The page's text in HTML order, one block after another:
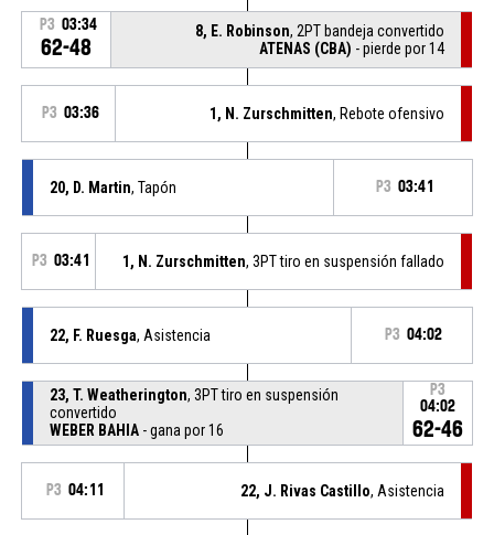
P3 03:34
62-48
8, E. Robinson, 2PT bandeja convertido
ATENAS (CBA) - pierde por 14
P3 03:36 1, N. Zurschmitten, Rebote ofensivo
20, D. Martin, Tapón P3 03:41
P3 03:41 1, N. Zurschmitten, 3PT tiro en suspensión fallado
22, F. Ruesga, Asistencia P3 04:02
23, T. Weatherington, 3PT tiro en suspensión
convertido
WEBER BAHIA- gana por 16
P3
04:02
62-46
P3 04:11 22, J. Rivas Castillo, Asistencia